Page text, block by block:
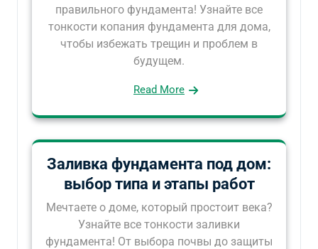
правильного фундамента! Узнайте все
тонкости копания фундамента для дома,
чтобы избежать трещин и проблем в
будущем.
Read More
Заливка фундамента под дом:
выбор типа и этапы работ
Мечтаете о доме, который простоит века?
Узнайте все тонкости заливки
фундамента! От выбора почвы до защиты